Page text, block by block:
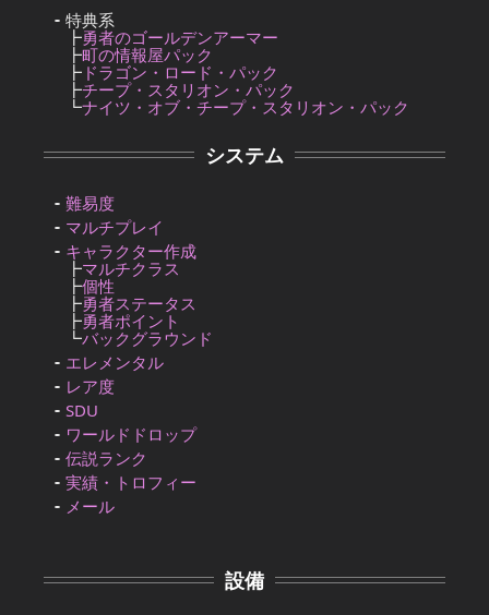
特典系
┣勇者のゴールデンアーマー
┣町の情報屋パック
┣ ドラゴン・ロード・パック
┣チープ・スタリオン・パック
┗ナイツ・オブ・チープ・スタリオン・パック
システム
難易度
マルチプレイ
キャラクター作成
┣マルチクラス
┣個性
┣勇者ステータス
┣勇者ポイント
┗バックグラウンド
エレメンタル
レア度
SDU
ワールドドロップ
伝説ランク
実績・トロフィー
メール
設備